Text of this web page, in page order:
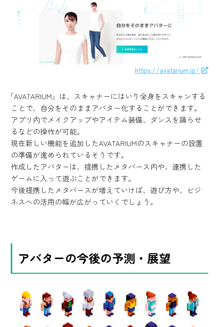
https://avatarium.jp/
「AVATARIUM」は、スキャナーにはいり全身をスキャンする
ことで、自分をそのままアバター化することができます。
アプリ内でメイクアップやアイテム装備、ダンスを踊らせ
るなどの操作が可能。
現在新しい機能を追加したAVATARIUMのスキャナーの設置
の準備が進められているそうです。
作成したアバターは、提携したメタバース内や、連携した
ゲームに入って遊ぶことができます。
今後提携したメタバースが増えていけば、遊び方や、ビジ
ネスへの活用の幅が広がっていくでしょう。
アバターの今後の予測・展望